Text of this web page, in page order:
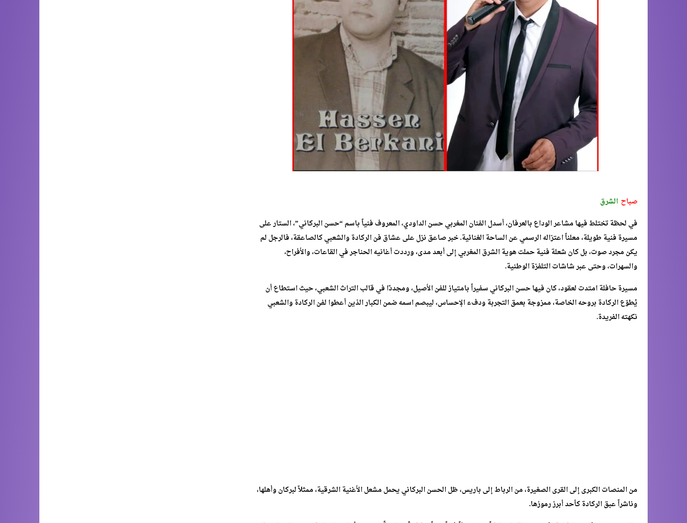
صباح الشرق
في لحظة تختلط فيها مشاعر الوداع بالعرفان، أسدل الفنان المغربي حسن الداودي، المعروف فنياً باسم “حسن البركاني”، الستار على
مسيرة فنية طويلة، معلناً اعتزاله الرسمي عن الساحة الغنائية. خبر صاعق نزل على عشاق فن الركادة والشعبي كالصاعقة، فالرجل لم
يكن مجرد صوت، بل كان شعلة فنية حملت هوية الشرق المغربي إلى أبعد مدى، ورددت أغانيه الحناجر في القاعات، والأفراح،
والسهرات، وحتى عبر شاشات التلفزة الوطنية.
مسيرة حافلة امتدت لعقود، كان فيها حسن البركاني سفيراً بامتياز للفن الأصيل، ومجددًا في قالب التراث الشعبي، حيث استطاع أن
يُطوّع الركادة بروحه الخاصة، ممزوجة بعمق التجربة ودفء الإحساس، ليبصم اسمه ضمن الكبار الذين أعطوا لفن الركادة والشعبي
نكهته الفريدة.
من المنصات الكبرى إلى القرى الصغيرة، من الرباط إلى باريس، ظل الحسن البركاني يحمل مشعل الأغنية الشرقية، ممثلاً لبركان وأهلها،
وناشراً عبق الركادة كأحد أبرز رموزها.